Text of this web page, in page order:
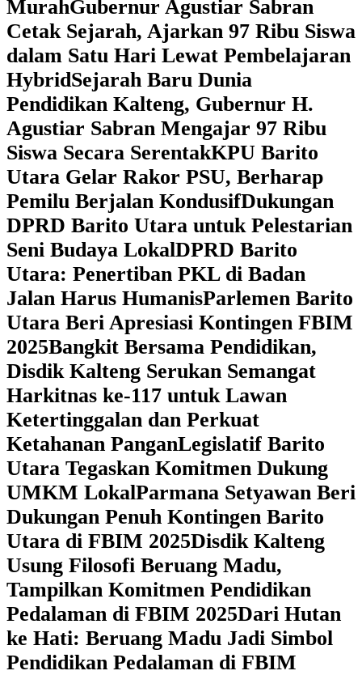
MurahGubernur Agustiar Sabran
Cetak Sejarah, Ajarkan 97 Ribu Siswa
dalam Satu Hari Lewat Pembelajaran
HybridSejarah Baru Dunia
Pendidikan Kalteng, Gubernur H.
Agustiar Sabran Mengajar 97 Ribu
Siswa Secara SerentakKPU Barito
Utara Gelar Rakor PSU, Berharap
Pemilu Berjalan KondusifDukungan
DPRD Barito Utara untuk Pelestarian
Seni Budaya LokalDPRD Barito
Utara: Penertiban PKL di Badan
Jalan Harus HumanisParlemen Barito
Utara Beri Apresiasi Kontingen FBIM
2025‎Bangkit Bersama Pendidikan,
Disdik Kalteng Serukan Semangat
Harkitnas ke-117 untuk Lawan
Ketertinggalan dan Perkuat
Ketahanan PanganLegislatif Barito
Utara Tegaskan Komitmen Dukung
UMKM LokalParmana Setyawan Beri
Dukungan Penuh Kontingen Barito
Utara di FBIM 2025Disdik Kalteng
Usung Filosofi Beruang Madu,
Tampilkan Komitmen Pendidikan
Pedalaman di FBIM 2025‎Dari Hutan
ke Hati: Beruang Madu Jadi Simbol
Pendidikan Pedalaman di FBIM